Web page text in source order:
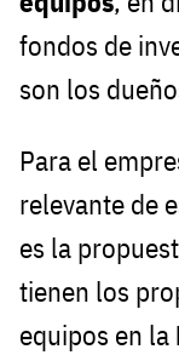
fondos de
son los
Para el
relevante de
es la
tienen los
equipos en la